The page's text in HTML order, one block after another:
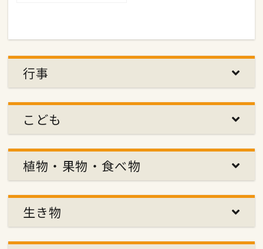
行事
こども
植物・果物・食べ物
生き物